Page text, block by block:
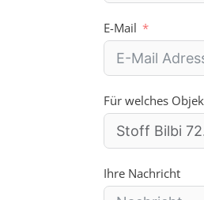
E-Mail
Für welches
Ihre Nachricht